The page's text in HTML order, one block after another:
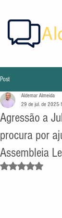
Post
Agressão a
procura por
Assembleia
Aldemar Almeida
29 de jul. de 2025
Avaliado com